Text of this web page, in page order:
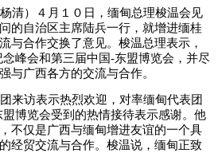
清）４月１０日，缅甸总理梭温会见
的自治区主席陆兵一行，就增进缅桂
与合作交换了意见。梭温总理表示，
峰会和第三届中国-东盟博览会，并尽
与广西各方的交流与合作。
来访表示热烈欢迎，对率缅甸代表团
博览会受到的热情接待表示感谢。他
不仅是广西与缅甸增进友谊的一个具
经贸交流与合作。梭温说，缅甸正致